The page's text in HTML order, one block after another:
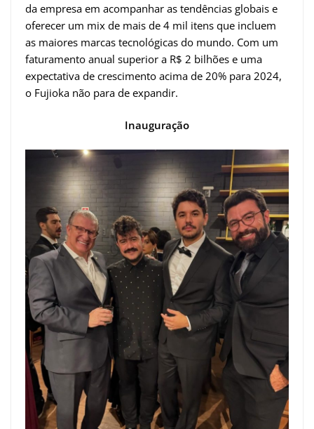
da empresa em acompanhar as tendências globais e
oferecer um mix de mais de 4 mil itens que incluem
as maiores marcas tecnológicas do mundo. Com um
faturamento anual superior a R$ 2 bilhões e uma
expectativa de crescimento acima de 20% para 2024,
o Fujioka não para de expandir.
Inauguração